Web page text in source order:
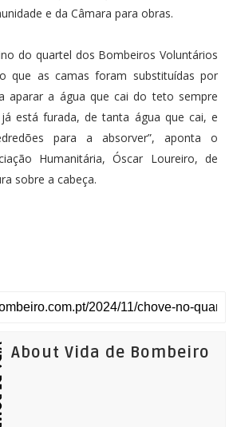
e da Câmara para obras.
do quartel dos Bombeiros Voluntários
que as camas foram substituídas por
aparar a água que cai do teto sempre
está furada, de tanta água que cai, e
para a absorver”, aponta o
Humanitária, Óscar Loureiro, de
sobre a cabeça.
About Vida de Bombeiro